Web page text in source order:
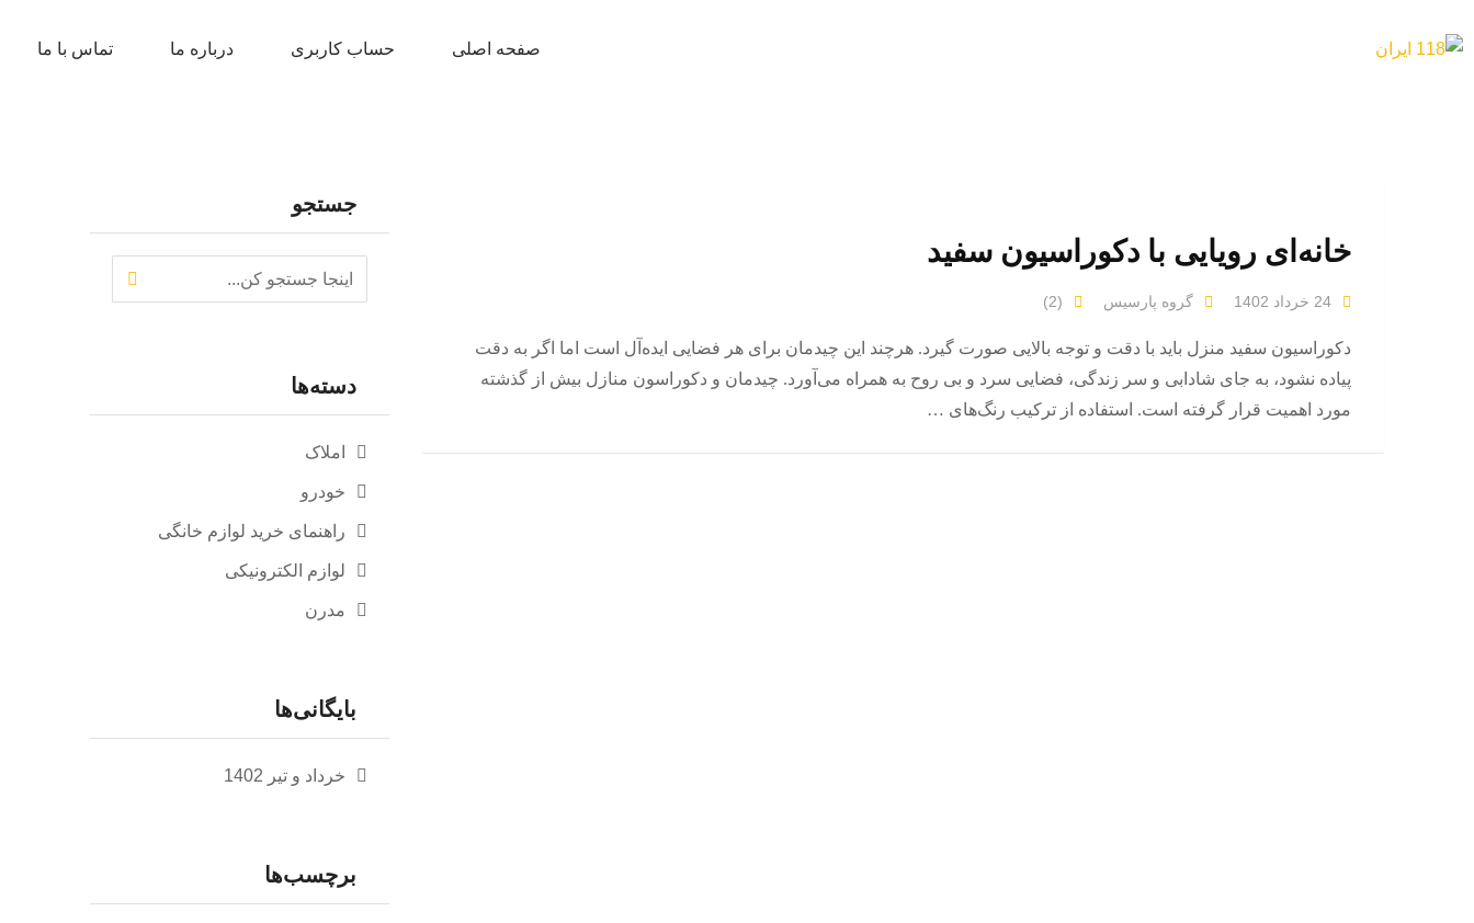
به
صفحه اصلی حساب کاربری درباره ما تماس با ما
خانه‌ای رویایی با دکوراسیون سفید
24 خرداد 1402 گروه پارسیس (2)
دکوراسیون سفید منزل باید با دقت و توجه بالایی صورت گیرد. هرچند این چیدمان برای هر فضایی ایده‌آل است اما اگر به دقت
پیاده نشود، به جای شادابی و سر زندگی، فضایی سرد و بی روح به همراه می‌آورد. چیدمان و دکوراسون منازل بیش از گذشته
مورد اهمیت قرار گرفته است. استفاده از ترکیب رنگ‌های …
جستجو
دسته‌ها
املاک
خودرو
راهنمای خرید لوازم خانگی
لوازم الکترونیکی
مدرن
بایگانی‌ها
خرداد و تیر 1402
برچسب‌ها